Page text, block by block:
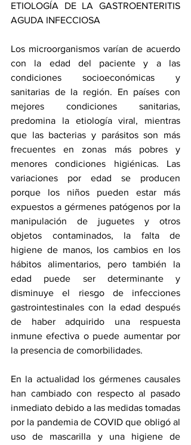
ETIOLOGÍA DE LA GASTROENTERITIS
AGUDA INFECCIOSA
Los microorganismos varían de acuerdo
con la edad del paciente y a las
condiciones socioeconómicas y
sanitarias de la región. En países con
mejores condiciones sanitarias,
predomina la etiología viral, mientras
que las bacterias y parásitos son más
frecuentes en zonas más pobres y
menores condiciones higiénicas. Las
variaciones por edad se producen
porque los niños pueden estar más
expuestos a gérmenes patógenos por la
manipulación de juguetes y otros
objetos contaminados, la falta de
higiene de manos, los cambios en los
hábitos alimentarios, pero también la
edad puede ser determinante y
disminuye el riesgo de infecciones
gastrointestinales con la edad después
de haber adquirido una respuesta
inmune efectiva o puede aumentar por
la presencia de comorbilidades.
En la actualidad los gérmenes causales
han cambiado con respecto al pasado
inmediato debido a las medidas tomadas
por la pandemia de COVID que obligó al
uso de mascarilla y una higiene de